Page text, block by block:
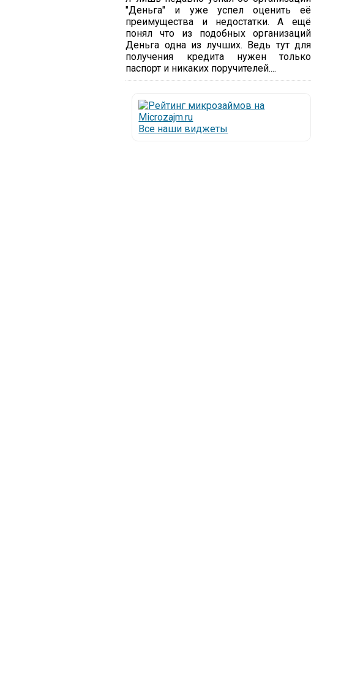
"Деньга" и уже успел оценить её
преимущества и недостатки. А ещё
понял что из подобных организаций
Деньга одна из лучших. Ведь тут для
получения кредита нужен только
паспорт и никаких поручителей....
Все наши виджеты